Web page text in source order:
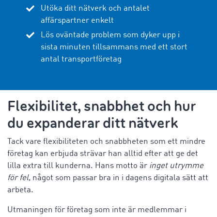
Utöka ditt nätverk och antalet
affärspartner enkelt
Lös oväntade problem som dyker upp i
sista minuten tillsammans med ett stort
antal transportföretag
Flexibilitet, snabbhet och hur
du expanderar ditt nätverk
Tack vare flexibiliteten och snabbheten som ett mindre
företag kan erbjuda strävar han alltid efter att ge det
lilla extra till kunderna. Hans motto är inget utrymme
för fel, något som passar bra in i dagens digitala sätt att
arbeta.
Utmaningen för företag som inte är medlemmar i